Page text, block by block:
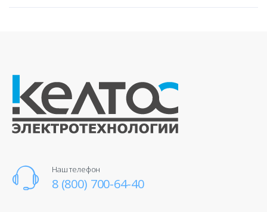
Наш телефон
8 (800) 700-64-40